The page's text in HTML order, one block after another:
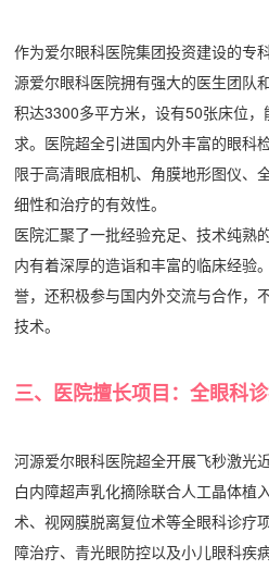
作为爱尔眼科医院集团投资建设的专
源爱尔眼科医院拥有强大的医生团队
积达3300多平方米，设有50张床位
求。医院超全引进国内外丰富的眼科
限于高清眼底相机、角膜地形图仪、
细性和治疗的有效性。
医院汇聚了一批经验充足、技术纯熟
内有着深厚的造诣和丰富的临床经验
誉，还积极参与国内外交流与合作，
技术。
三、医院擅长项目：全眼科
河源爱尔眼科医院超全开展飞秒激光
白内障超声乳化摘除联合人工晶体植
术、视网膜脱离复位术等全眼科诊疗
障治疗、青光眼防控以及小儿眼科疾